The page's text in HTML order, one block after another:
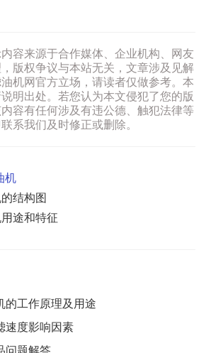
容来源于合作媒体、企业机构、网友
版权争议与本站无关，文章涉及见解
机网官方立场，请读者仅做参考。本
明出处。若您认为本文侵犯了您的版
容有任何涉及有违公德、触犯法律等
系我们及时修正或删除。
机
结构图
途和特征
的工作原理及用途
速度影响因素
问题解答